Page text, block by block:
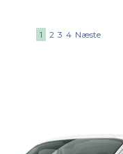
1 2 3 4 Næste